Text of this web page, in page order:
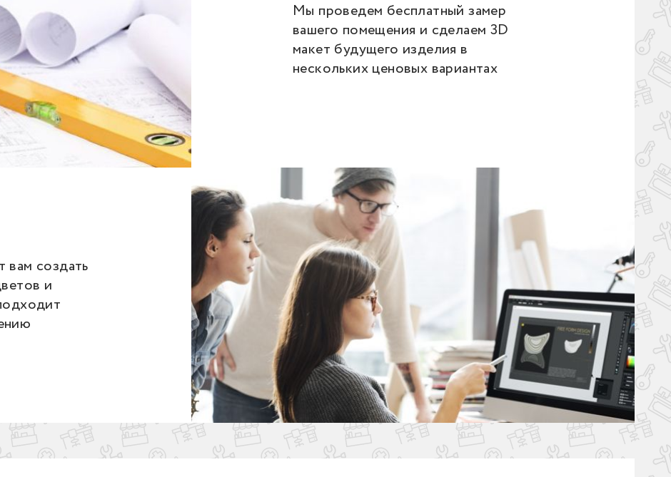
Мы проведем бесплатный замер
вашего помещения и сделаем 3D
макет будущего изделия в
нескольких ценовых вариантах
создать
и